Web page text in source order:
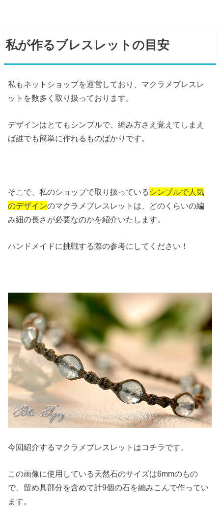
私が作るブレスレットの目安
私もネットショップを運営しており、マクラメブレスレ
ットを数多く取り扱っております。
デザインはとてもシンプルで、編み方さえ覚えてしまえ
ば誰でも簡単に作れるものばかりです。
そこで、私のショップで取り扱っている シンプルで人気
のデザインのマクラメブレスレットは、どのくらいの編
み紐の長さが必要なのかを紹介いたします。
ハンドメイドに挑戦する際の参考にしてください！
今回紹介するマクラメブレスレットはコチラです。
この画像に使用している天然石のサイズは6mmのもの
で、留め具部分を含めて計9個の石を編みこんで作ってい
ます。